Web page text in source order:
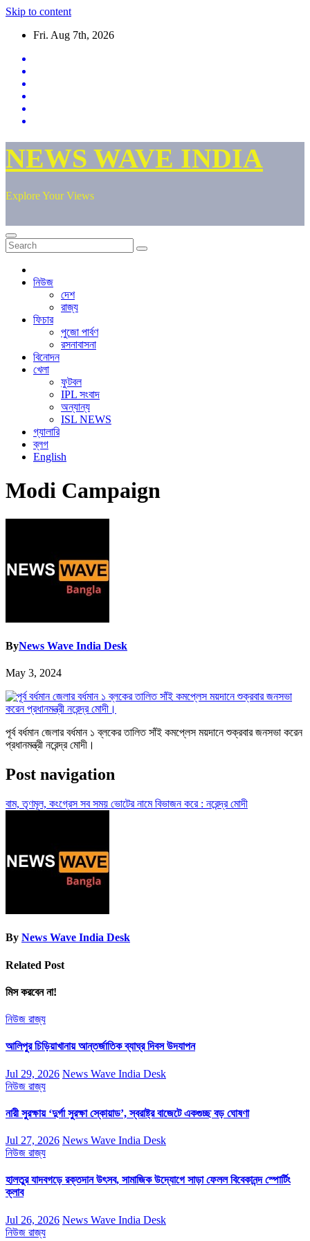
Skip to content
Fri. Aug 7th, 2026
NEWS WAVE INDIA
Explore Your Views
নিউজ
দেশ
রাজ্য
ফিচার
পুজো পার্বণ
রসনাবাসনা
বিনোদন
খেলা
ফুটবল
IPL সংবাদ
অন্যান্য
ISL NEWS
গ্যালারি
ব্লগ
English
Modi Campaign
ByNews Wave India Desk
May 3, 2024
পূর্ব বর্ধমান জেলার বর্ধমান ১ ব্লকের তালিত সাঁই কমপ্লেস ময়দানে শুক্রবার জনসভা করেন
প্রধানমন্ত্রী নরেন্দ্র মোদী।
Post navigation
বাম, তৃণমূল, কংগ্রেস সব সময় ভোটের নামে বিভাজন করে : নরেন্দ্র মোদী
By News Wave India Desk
Related Post
মিস করবেন না!
নিউজ রাজ্য
আলিপুর চিড়িয়াখানায় আন্তর্জাতিক ব্যাঘ্র দিবস উদযাপন
Jul 29, 2026 News Wave India Desk
নিউজ রাজ্য
নারী সুরক্ষায় ‘দুর্গা সুরক্ষা স্কোয়াড’, স্বরাষ্ট্র বাজেটে একগুচ্ছ বড় ঘোষণা
Jul 27, 2026 News Wave India Desk
নিউজ রাজ্য
হালতুর যাদবগড়ে রক্তদান উৎসব, সামাজিক উদ্যোগে সাড়া ফেলল বিবেকানন্দ স্পোর্টিং
ক্লাব
Jul 26, 2026 News Wave India Desk
নিউজ রাজ্য